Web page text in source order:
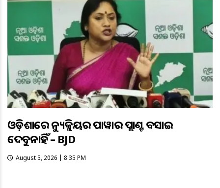
ଓଡ଼ିଶାରେ ନ୍ୟୁକ୍ଲିୟର ପାୱାର ପ୍ଲାଣ୍ଟ ବସାଇ
ଦେବୁନାହିଁ – BJD
August 5, 2026 | 8:35 PM